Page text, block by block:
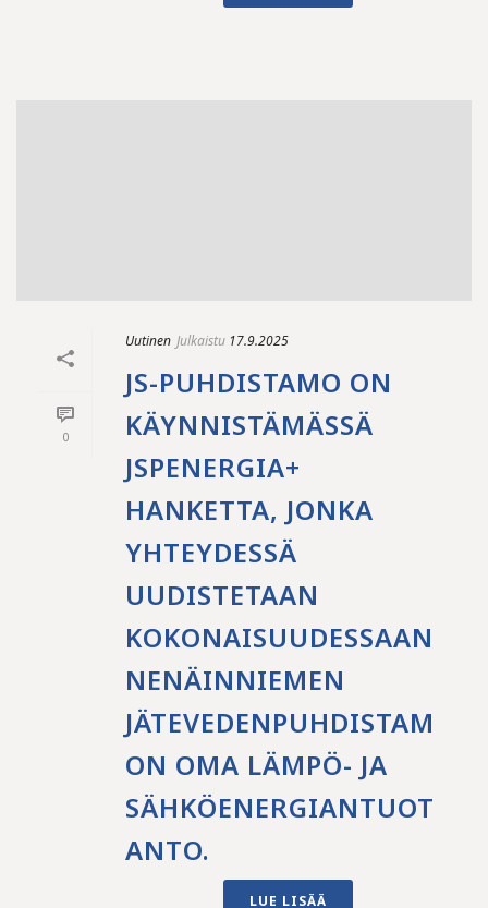
0
Uutinen Julkaistu 17.9.2025
JS-PUHDISTAMO ON
KÄYNNISTÄMÄSSÄ
JSPENERGIA+
HANKETTA, JONKA
YHTEYDESSÄ
UUDISTETAAN
KOKONAISUUDESSAAN
NENÄINNIEMEN
JÄTEVEDENPUHDISTAM
ON OMA LÄMPÖ- JA
SÄHKÖENERGIANTUOT
ANTO.
LUE LISÄÄ